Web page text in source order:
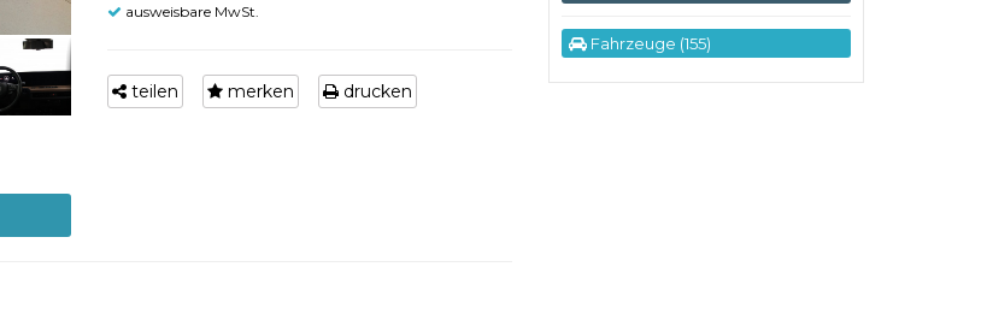
ausweisbare MwSt.
teilen merken drucken
Fahrzeuge (155)